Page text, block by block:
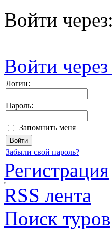
Войти через:
Войти
Логин:
Пароль:
Запомнить меня
Забыли свой пароль?
Регистрация
RSS лента
Поиск туров